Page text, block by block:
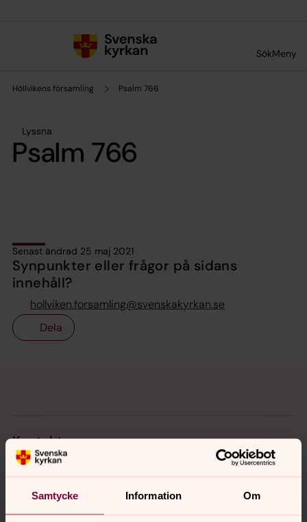
Samtycke Information Om
SökMeny
Höllvikens församling Psalm 766
Lyssna
Psalm 766
Senast ändrad 25 maj 2021
Synpunkter eller frågor på sidans
innehåll?
hollviken.forsamling@svenskakyrkan.se
Dela
Kontakt
Kalender